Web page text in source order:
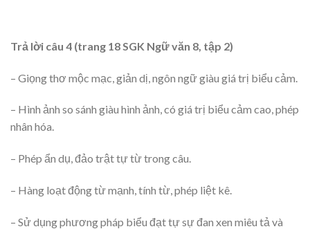
Trả lời câu 4 (trang 18 SGK Ngữ văn 8, tập 2)
– Giọng thơ mộc mạc, giản dị, ngôn ngữ giàu giá trị biểu cảm.
– Hình ảnh so sánh giàu hình ảnh, có giá trị biểu cảm cao, phép
nhân hóa.
– Phép ẩn dụ, đảo trật tự từ trong câu.
– Hàng loạt động từ mạnh, tính từ, phép liệt kê.
– Sử dụng phương pháp biểu đạt tự sự đan xen miêu tả và